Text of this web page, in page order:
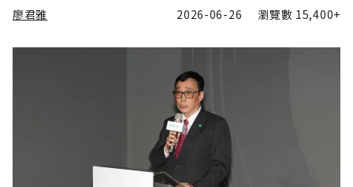
廖君雅 2026-06-26 瀏覽數 15,400+